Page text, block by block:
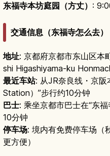
东福寺本坊庭园（方丈） :
交通信息（东福寺怎么去）
地址: 京都府京都市东山区
shi Higashiyama-ku
最近车站: 从JR奈良线・京阪
Station）”步行约10分钟
巴士: 乘坐京都市巴士在“东
10分钟
停车场: 境内有免费停车场（
更方便）